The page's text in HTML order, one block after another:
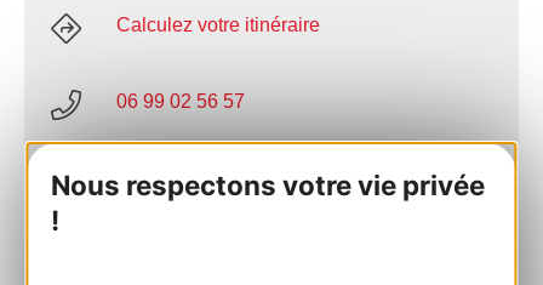
Nous respectons votre vie privée
!
Calculez votre itinéraire
06 99 02 56 57
E-mail